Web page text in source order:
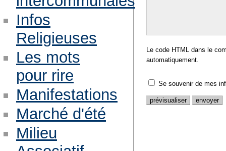
Le code HTML dans le
automatiquement.
Se souvenir de mes
Infos
Religieuses
Les mots
pour rire
Manifestations
Marché d'été
Milieu